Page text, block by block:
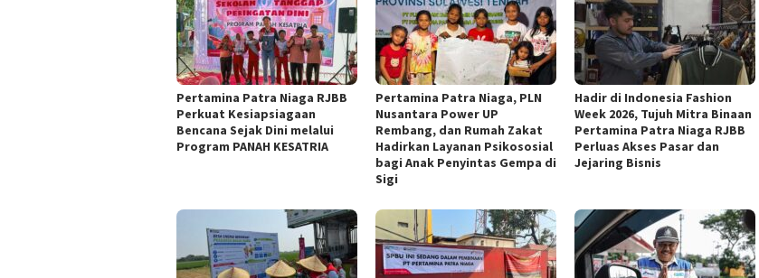
Pertamina Patra Niaga RJBB
Perkuat Kesiapsiagaan
Bencana Sejak Dini melalui
Program PANAH KESATRIA
Pertamina Patra Niaga, PLN
Nusantara Power UP
Rembang, dan Rumah Zakat
Hadirkan Layanan Psikososial
bagi Anak Penyintas Gempa di
Sigi
Hadir di Indonesia Fashion
Week 2026, Tujuh Mitra Binaan
Pertamina Patra Niaga RJBB
Perluas Akses Pasar dan
Jejaring Bisnis